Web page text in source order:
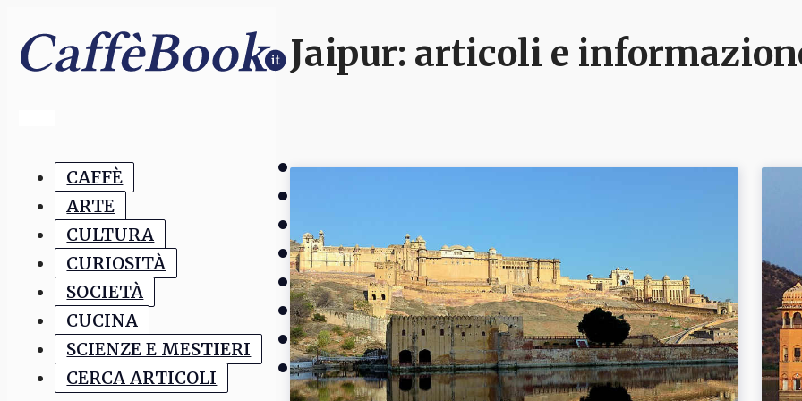
CAFFÈ
ARTE
CULTURA
CURIOSITÀ
SOCIETÀ
CUCINA
SCIENZE E MESTIERI
CERCA ARTICOLI
Jaipur: articoli e